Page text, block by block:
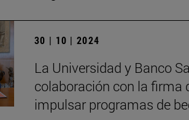
30 | 10 | 2024
La Universidad y Banco
colaboración con la firma
impulsar programas de